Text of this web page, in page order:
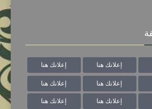
إعلانك هنا إعلانك هنا
إعلانك هنا إعلانك هنا
إعلانك هنا إعلانك هنا